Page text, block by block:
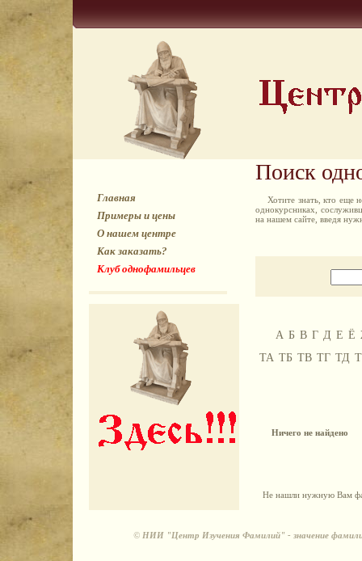
Главная
Примеры и цены
О нашем центре
Как заказать?
Клуб однофамильцев
Поиск
Хотите знать, кто еще
однокурсниках,
на нашем сайте, введя
А Б В Г Д Е Ё
ТА ТБ ТВ ТГ ТД
Ничего не найдено
Не нашли нужную Вам
© НИИ "Центр Изучения Фамилий" - значение